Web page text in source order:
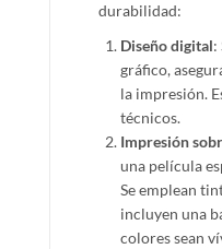
durabilidad:
Diseño digital:
gráfico,
la impresión.
técnicos.
Impresión
una película
Se emplean
incluyen una
colores sean